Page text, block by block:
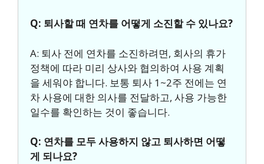
Q: 퇴사할 때 연차를 어떻게 소진할 수 있나요?
A: 퇴사 전에 연차를 소진하려면, 회사의 휴가
정책에 따라 미리 상사와 협의하여 사용 계획
을 세워야 합니다. 보통 퇴사 1~2주 전에는 연
차 사용에 대한 의사를 전달하고, 사용 가능한
일수를 확인하는 것이 좋습니다.
Q: 연차를 모두 사용하지 않고 퇴사하면 어떻
게 되나요?